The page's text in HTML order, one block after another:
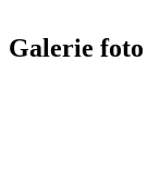
Galerie foto